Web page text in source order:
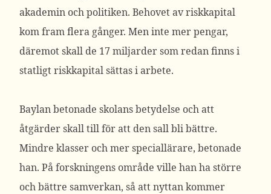
akademin och politiken. Behovet av riskkapital
kom fram flera gånger. Men inte mer pengar,
däremot skall de 17 miljarder som redan finns i
statligt riskkapital sättas i arbete.
Baylan betonade skolans betydelse och att
åtgärder skall till för att den sall bli bättre.
Mindre klasser och mer speciallärare, betonade
han. På forskningens område ville han ha större
och bättre samverkan, så att nyttan kommer